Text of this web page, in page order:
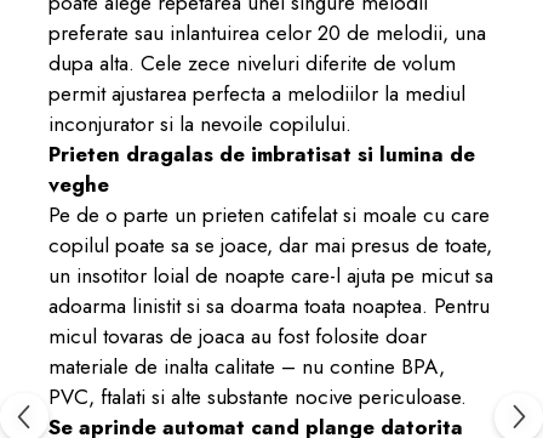
preferate sau inlantuirea celor 20 de melodii, una
dupa alta. Cele zece niveluri diferite de volum
permit ajustarea perfecta a melodiilor la mediul
inconjurator si la nevoile copilului.
Prieten dragalas de imbratisat si lumina de
veghe
Pe de o parte un prieten catifelat si moale cu care
copilul poate sa se joace, dar mai presus de toate,
un insotitor loial de noapte care-l ajuta pe micut sa
adoarma linistit si sa doarma toata noaptea. Pentru
micul tovaras de joaca au fost folosite doar
materiale de inalta calitate – nu contine BPA,
PVC, ftalati si alte substante nocive periculoase.
Se aprinde automat cand plange datorita